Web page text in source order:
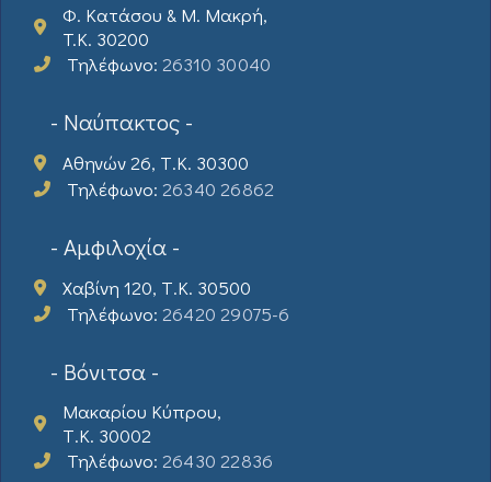
Φ. Κατάσου & Μ. Μακρή,
T.K. 30200
Τηλέφωνο: 26310 30040
- Ναύπακτος -
Αθηνών 26, Τ.Κ. 30300
Τηλέφωνο: 26340 26862
- Αμφιλοχία -
Χαβίνη 120, Τ.Κ. 30500
Τηλέφωνο: 26420 29075-6
- Βόνιτσα -
Μακαρίου Κύπρου,
Τ.Κ. 30002
Τηλέφωνο: 26430 22836